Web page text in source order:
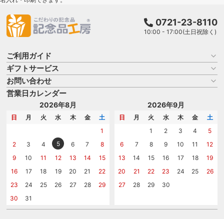
0721-23-8110
10:00 - 17:00(土日祝除く)
ご利用ガイド
お買い物ガイド
よくある質問
はじめての記念品選び
記念品工房の使い方
ギフトサービス
名入れについて
のし
メッセージカード
お問い合わせ
商品選びを相談する
名入れについて相談する
カタログを請求する
営業日カレンダー
2026年8月
日 月 火 水 木 金
土
1
2
3 4 5 6 7
8
9
10 11 12 13 14
15
16
17 18 19 20 21
22
23
24 25 26 27 28
29
30
31
2026年9月
日 月 火 水 木 金
土
1
2 3 4
5
6
7 8 9 10 11
12
13
14 15 16 17 18
19
20
21 22 23 24 25
26
27
28 29 30